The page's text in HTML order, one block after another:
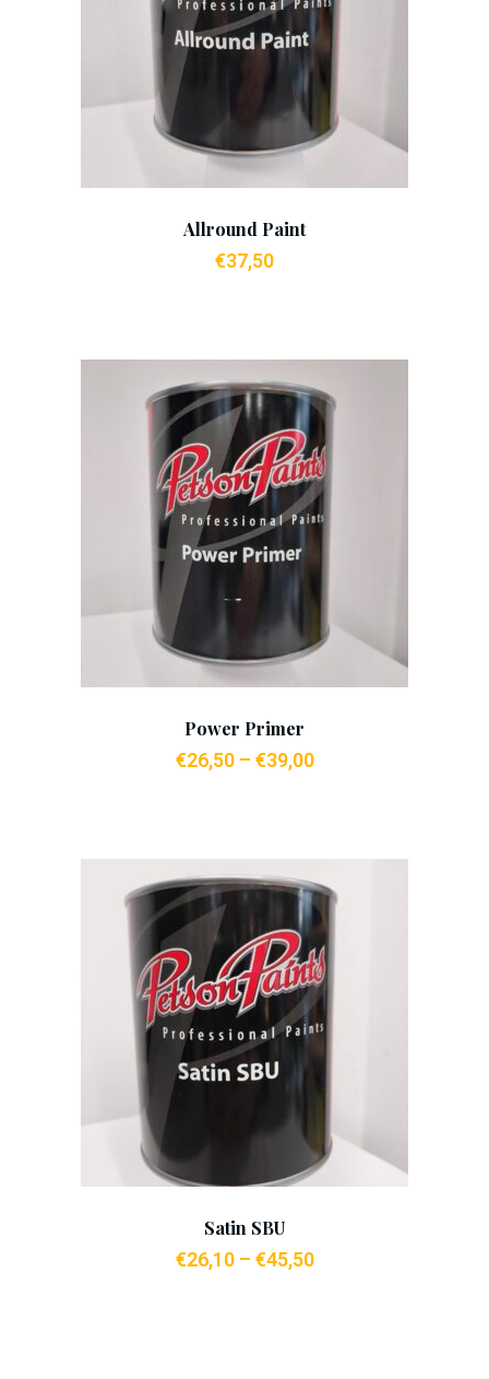
Allround Paint
€37,50
Power Primer
€26,50– €39,00
Satin SBU
€26,10– €45,50